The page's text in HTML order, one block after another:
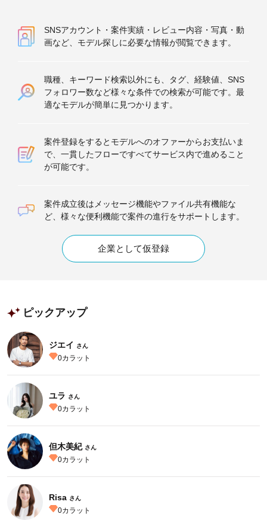
SNSアカウント・案件実績・レビュー内容・写真・動
画など、モデル探しに必要な情報が閲覧できます。
職種、キーワード検索以外にも、タグ、経験値、SNS
フォロワー数など様々な条件での検索が可能です。最
適なモデルが簡単に見つかります。
案件登録をするとモデルへのオファーからお支払いま
で、一貫したフローですべてサービス内で進めること
が可能です。
案件成立後はメッセージ機能やファイル共有機能な
ど、様々な便利機能で案件の進行をサポートします。
企業として仮登録
ピックアップ
ジエイ さん
0カラット
ユラ さん
0カラット
但木美紀 さん
0カラット
Risa さん
0カラット